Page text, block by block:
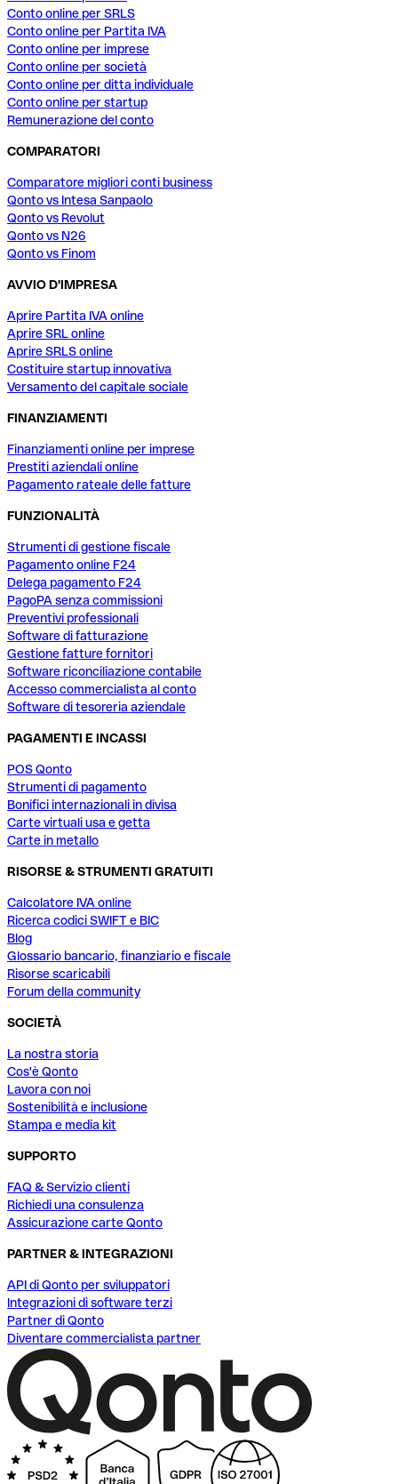
Conto online per SRLS
Conto online per Partita IVA
Conto online per imprese
Conto online per società
Conto online per ditta individuale
Conto online per startup
Remunerazione del conto
COMPARATORI
Comparatore migliori conti business
Qonto vs Intesa Sanpaolo
Qonto vs Revolut
Qonto vs N26
Qonto vs Finom
AVVIO D'IMPRESA
Aprire Partita IVA online
Aprire SRL online
Aprire SRLS online
Costituire startup innovativa
Versamento del capitale sociale
FINANZIAMENTI
Finanziamenti online per imprese
Prestiti aziendali online
Pagamento rateale delle fatture
FUNZIONALITÀ
Strumenti di gestione fiscale
Pagamento online F24
Delega pagamento F24
PagoPA senza commissioni
Preventivi professionali
Software di fatturazione
Gestione fatture fornitori
Software riconciliazione contabile
Accesso commercialista al conto
Software di tesoreria aziendale
PAGAMENTI E INCASSI
POS Qonto
Strumenti di pagamento
Bonifici internazionali in divisa
Carte virtuali usa e getta
Carte in metallo
RISORSE & STRUMENTI GRATUITI
Calcolatore IVA online
Ricerca codici SWIFT e BIC
Blog
Glossario bancario, finanziario e fiscale
Risorse scaricabili
Forum della community
SOCIETÀ
La nostra storia
Cos'è Qonto
Lavora con noi
Sostenibilità e inclusione
Stampa e media kit
SUPPORTO
FAQ & Servizio clienti
Richiedi una consulenza
Assicurazione carte Qonto
PARTNER & INTEGRAZIONI
API di Qonto per sviluppatori
Integrazioni di software terzi
Partner di Qonto
Diventare commercialista partner